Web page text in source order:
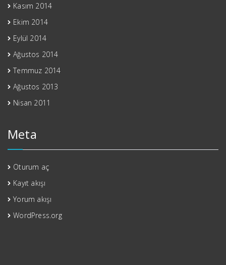
Kasım 2014
Ekim 2014
Eylül 2014
Ağustos 2014
Temmuz 2014
Ağustos 2013
Nisan 2011
Meta
Oturum aç
Kayıt akışı
Yorum akışı
WordPress.org